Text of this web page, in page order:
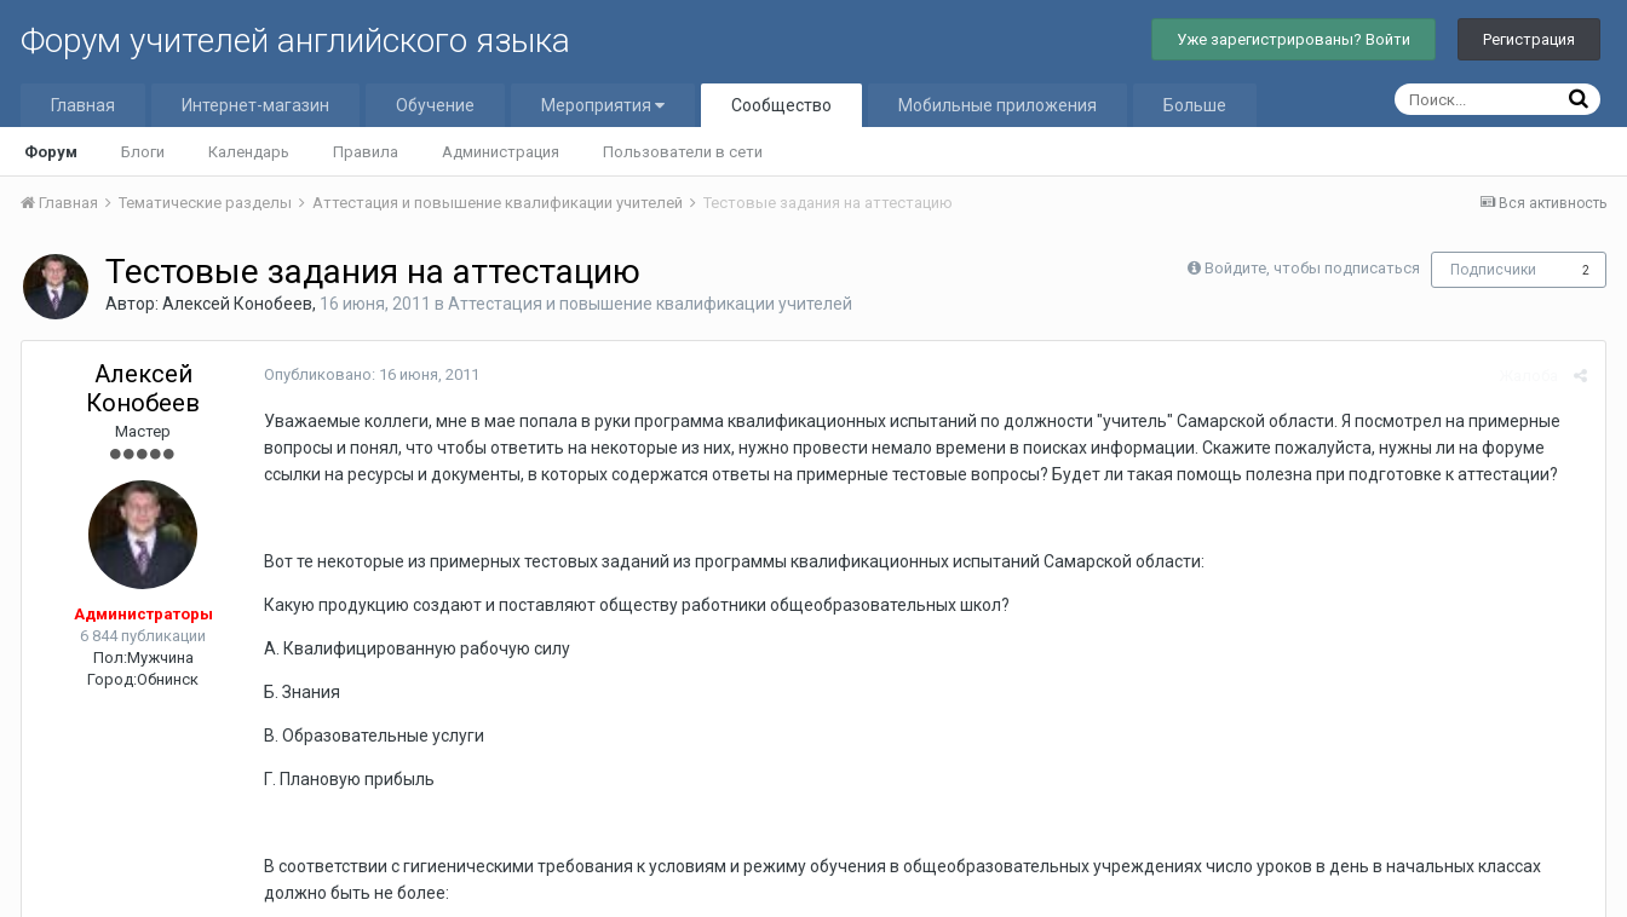
Форум учителей английского языка Уже зарегистрированы? Войти Регистрация
Главная Интернет-магазин Обучение Мероприятия Сообщество
Форум Блоги Календарь Правила Администрация Пользователи в сети
Мобильные приложения Больше
Вся активность
Главная Тематические разделы Аттестация и повышение квалификации учителей Тестовые задания на аттестацию
Войдите, чтобы подписаться Подписчики 2
Тестовые задания на аттестацию
Автор: Алексей Конобеев, 16 июня, 2011 в Аттестация и повышение квалификации учителей
Алексей
Конобеев
Мастер
Администраторы
6 844 публикации
Пол:Мужчина
Город:Обнинск
Опубликовано: 16 июня, 2011
Уважаемые коллеги, мне в мае попала в руки программа квалификационных испытаний по должности "учитель" Самарской области. Я посмотрел на примерные
вопросы и понял, что чтобы ответить на некоторые из них, нужно провести немало времени в поисках информации. Скажите пожалуйста, нужны ли на форуме
ссылки на ресурсы и документы, в которых содержатся ответы на примерные тестовые вопросы? Будет ли такая помощь полезна при подготовке к аттестации?
Вот те некоторые из примерных тестовых заданий из программы квалификационных испытаний Самарской области:
Какую продукцию создают и поставляют обществу работники общеобразовательных школ?
А. Квалифицированную рабочую силу
Б. Знания
В. Образовательные услуги
Г. Плановую прибыль
В соответствии с гигиеническими требования к условиям и режиму обучения в общеобразовательных учреждениях число уроков в день в начальных классах
должно быть не более: